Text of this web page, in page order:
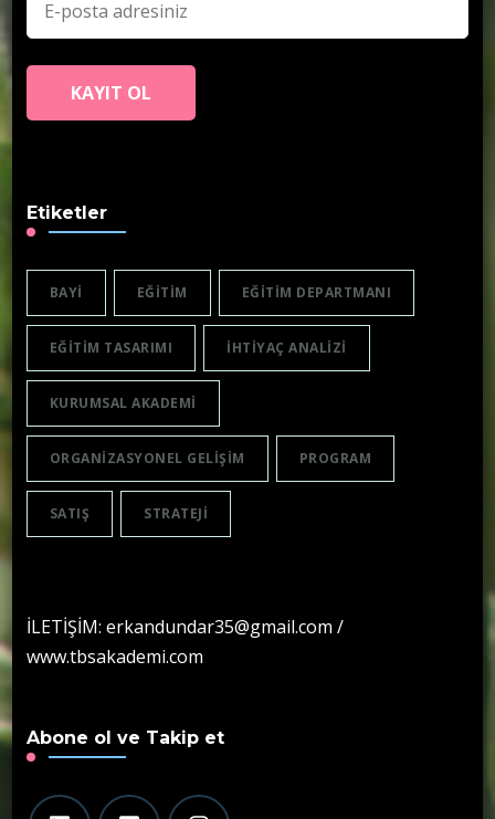
Etiketler
BAYI EĞITIM EĞITIM DEPARTMANI
EĞITIM TASARIMI IHTIYAÇ ANALIZI
KURUMSAL AKADEMI
ORGANIZASYONEL GELIŞIM PROGRAM
SATIŞ STRATEJI
İLETİŞİM: erkandundar35@gmail.com /
www.tbsakademi.com
Abone ol ve Takip et